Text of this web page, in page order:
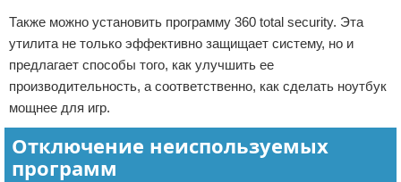
Также можно установить программу 360 total security. Эта
утилита не только эффективно защищает систему, но и
предлагает способы того, как улучшить ее
производительность, а соответственно, как сделать ноутбук
мощнее для игр.
Отключение неиспользуемых
программ